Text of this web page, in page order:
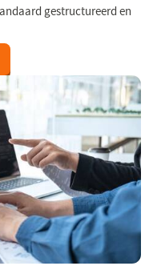
gestructureerd en